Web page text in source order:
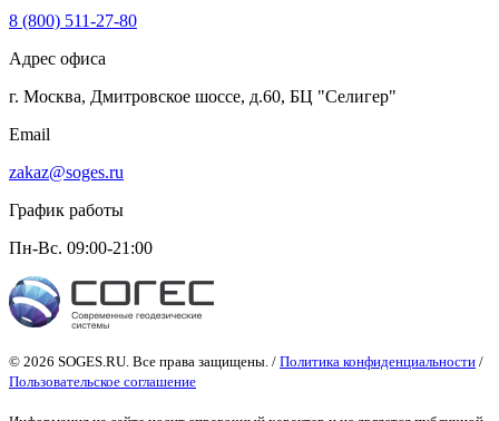
8 (800) 511-27-80
Адрес офиса
г. Москва, Дмитровское шоссе, д.60, БЦ "Селигер"
Email
zakaz@soges.ru
График работы
Пн-Вс. 09:00-21:00
© 2026 SOGES.RU. Все права защищены. / Политика конфиденциальности /
Пользовательское соглашение